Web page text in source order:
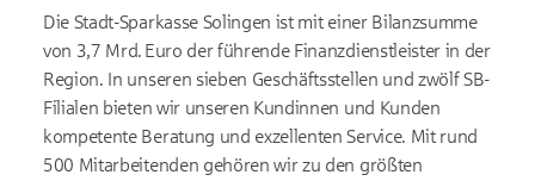
Die Stadt-Sparkasse Solingen ist mit einer Bilanzsumme
von 3,7 Mrd. Euro der führende Finanzdienstleister in der
Region. In unseren sieben Geschäftsstellen und zwölf SB-
Filialen bieten wir unseren Kundinnen und Kunden
kompetente Beratung und exzellenten Service. Mit rund
500 Mitarbeitenden gehören wir zu den größten